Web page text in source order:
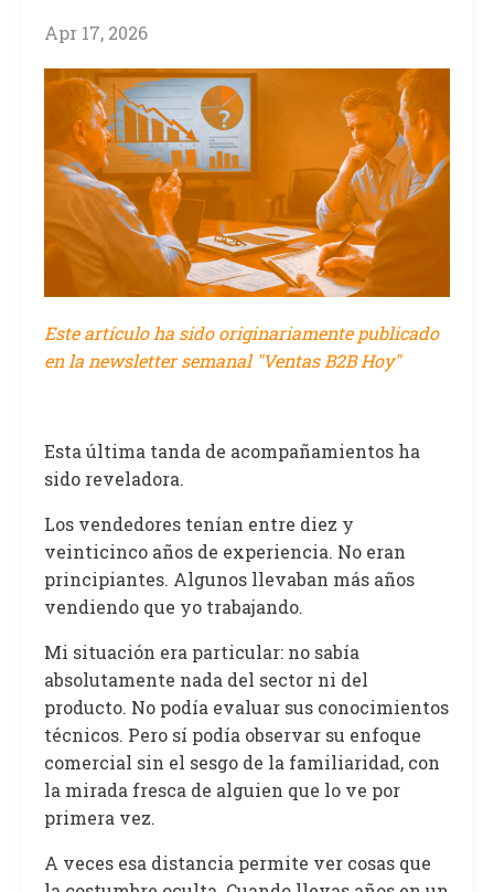
Apr 17, 2026
Este artículo ha sido originariamente publicado
en la newsletter semanal "Ventas B2B Hoy"
Esta última tanda de acompañamientos ha
sido reveladora.
Los vendedores tenían entre diez y
veinticinco años de experiencia. No eran
principiantes. Algunos llevaban más años
vendiendo que yo trabajando.
Mi situación era particular: no sabía
absolutamente nada del sector ni del
producto. No podía evaluar sus conocimientos
técnicos. Pero sí podía observar su enfoque
comercial sin el sesgo de la familiaridad, con
la mirada fresca de alguien que lo ve por
primera vez.
A veces esa distancia permite ver cosas que